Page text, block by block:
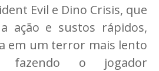
Evil e Dino Crisis, que
ação e sustos rápidos,
em um terror mais lento
fazendo o jogador